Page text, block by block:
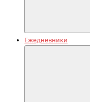
Ежедневники